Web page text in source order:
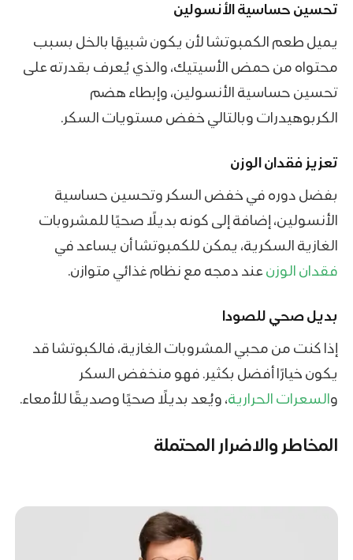
تحسين حساسية الأنسولين
يميل طعم الكمبوتشا لأن يكون شبيهًا بالخل بسبب
محتواه من حمض الأسيتيك، والذي يُعرف بقدرته على
تحسين حساسية الأنسولين، وإبطاء هضم
الكربوهيدرات وبالتالي خفض مستويات السكر.
تعزيز فقدان الوزن
بفضل دوره في خفض السكر وتحسين حساسية
الأنسولين، إضافة إلى كونه بديلًا صحيًا للمشروبات
الغازية السكرية، يمكن للكمبوتشا أن يساعد في
فقدان الوزنعند دمجه مع نظام غذائي متوازن.
بديل صحي للصودا
إذا كنت من محبي المشروبات الغازية، فالكبوتشا قد
يكون خيارًا أفضل بكثير. فهو منخفض السكر
والسعرات الحرارية، ويُعد بديلًا صحيًا وصديقًا للأمعاء.
المخاطر والاضرار المحتملة